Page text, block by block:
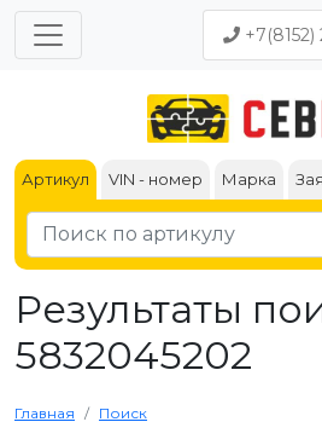
+7(8152)
Артикул VIN - номер Марка
Результаты
5832045202
Главная Поиск